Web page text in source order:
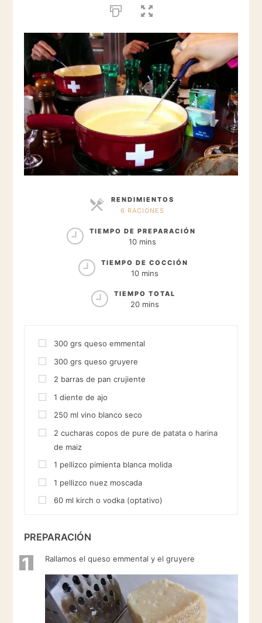
RENDIMIENTOS
6 RACIONES
TIEMPO DE PREPARACIÓN
10 mins
TIEMPO DE COCCIÓN
10 mins
TIEMPO TOTAL
20 mins
300 grs queso emmental
300 grs queso gruyere
2 barras de pan crujiente
1 diente de ajo
250 ml vino blanco seco
2 cucharas copos de pure de patata o harina
de maiz
1 pellizco pimienta blanca molida
1 pellizco nuez moscada
60 ml kirch o vodka (optativo)
PREPARACIÓN
1 Rallamos el queso emmental y el gruyere